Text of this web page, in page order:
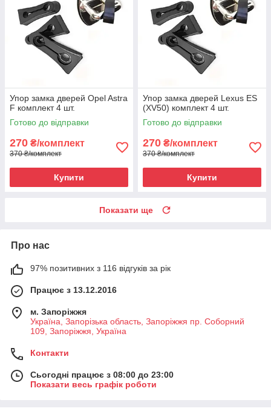
Упор замка дверей Opel Astra
F комплект 4 шт.
Готово до відправки
270 ₴/комплект
370 ₴/комплект
Купити
Упор замка дверей Lexus ES
(XV50) комплект 4 шт.
Готово до відправки
270 ₴/комплект
370 ₴/комплект
Купити
Показати ще
Про нас
97% позитивних з 116 відгуків за рік
Працює з 13.12.2016
м. Запоріжжя
Україна, Запорізька область, Запоріжжя пр. Соборний
109, Запоріжжя, Україна
Контакти
Сьогодні працює з 08:00 до 23:00
Показати весь графік роботи